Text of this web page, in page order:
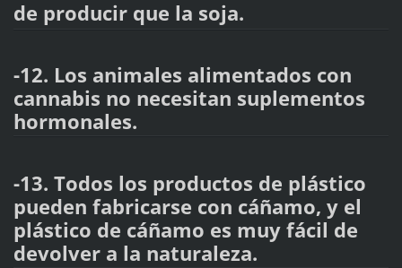
de producir que la soja.
-12. Los animales alimentados con
cannabis no necesitan suplementos
hormonales.
-13. Todos los productos de plástico
pueden fabricarse con cáñamo, y el
plástico de cáñamo es muy fácil de
devolver a la naturaleza.